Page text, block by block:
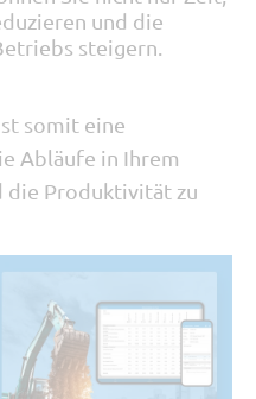
und die
steigern.
somit eine
Abläufe in Ihrem
die Produktivität zu